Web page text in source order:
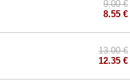
9.00 €
8.55 €
13.00 €
12.35 €